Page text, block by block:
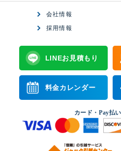
会社情報
採用情報
LINEお見積もり
料金カレンダー
カード・Pay払